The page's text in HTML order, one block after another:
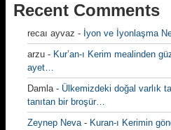
Recent Comments
recaı ayvaz - İyon ve İyonlaşma
arzu - Kur’an-ı Kerim mealinden
ayet…
Damla- Ülkemizdeki doğal varlık
tanıtan bir broşür…
Zeynep Neva- Kuran-ı Kerimin